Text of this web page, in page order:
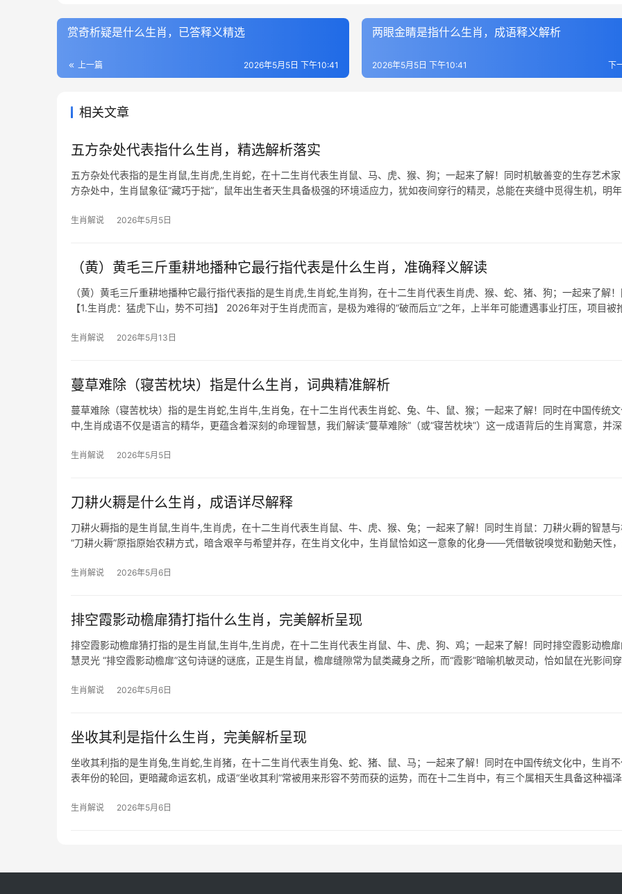
赏奇析疑是什么生肖，已答释义精选
上一篇 2026年5月5日 下午10:41
两眼金睛是指什么生肖，成语释义解析
下
2026年5月5日 下午10:41
相关文章
五方杂处代表指什么生肖，精选解析落实
五方杂处代表指的是生肖鼠,生肖虎,生肖蛇，在十二生肖代表生肖鼠、马、虎、猴、狗；一起来了解！同时机敏善变的生存艺术家
方杂处中，生肖鼠象征“藏巧于拙”，鼠年出生者天生具备极强的环境适应力，犹如夜间穿行的精灵，总能在夹缝中觅得生机，明
生肖解说 2026年5月5日
（黄）黄毛三斤重耕地播种它最行指代表是什么生肖，准确释义解读
（黄）黄毛三斤重耕地播种它最行指代表指的是生肖虎,生肖蛇,生肖狗，在十二生肖代表生肖虎、猴、蛇、猪、狗；一起来了解
【1.生肖虎：猛虎下山，势不可挡】 2026年对于生肖虎而言，是极为难得的“破而后立”之年，上半年可能遭遇事业打压，项目被
生肖解说 2026年5月13日
蔓草难除（寝苦枕块）指是什么生肖，词典精准解析
蔓草难除（寝苦枕块）指的是生肖蛇,生肖牛,生肖兔，在十二生肖代表生肖蛇、兔、牛、鼠、猴；一起来了解！同时在中国传统
中,生肖成语不仅是语言的精华，更蕴含着深刻的命理智慧，我们解读“蔓草难除”（或“寝苦枕块”）这一成语背后的生肖寓意，并
生肖解说 2026年5月5日
刀耕火耨是什么生肖，成语详尽解释
刀耕火耨指的是生肖鼠,生肖牛,生肖虎，在十二生肖代表生肖鼠、牛、虎、猴、兔；一起来了解！同时生肖鼠：刀耕火耨的智慧
“刀耕火耨”原指原始农耕方式，暗含艰辛与希望并存，在生肖文化中，生肖鼠恰如这一意象的化身——凭借敏锐嗅觉和勤勉天性
生肖解说 2026年5月6日
排空霞影动檐扉猜打指什么生肖，完美解析呈现
排空霞影动檐扉猜打指的是生肖鼠,生肖牛,生肖虎，在十二生肖代表生肖鼠、牛、虎、狗、鸡；一起来了解！同时排空霞影动檐
慧灵光 “排空霞影动檐扉”这句诗谜的谜底，正是生肖鼠，檐扉缝隙常为鼠类藏身之所，而“霞影”暗喻机敏灵动，恰如鼠在光影间
生肖解说 2026年5月6日
坐收其利是指什么生肖，完美解析呈现
坐收其利指的是生肖兔,生肖蛇,生肖猪，在十二生肖代表生肖兔、蛇、猪、鼠、马；一起来了解！同时在中国传统文化中，生肖
表年份的轮回，更暗藏命运玄机，成语“坐收其利”常被用来形容不劳而获的运势，而在十二生肖中，有三个属相天生具备这种福泽
生肖解说 2026年5月6日